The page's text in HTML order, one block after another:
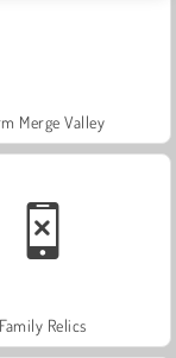
Merge Valley
Family Relics